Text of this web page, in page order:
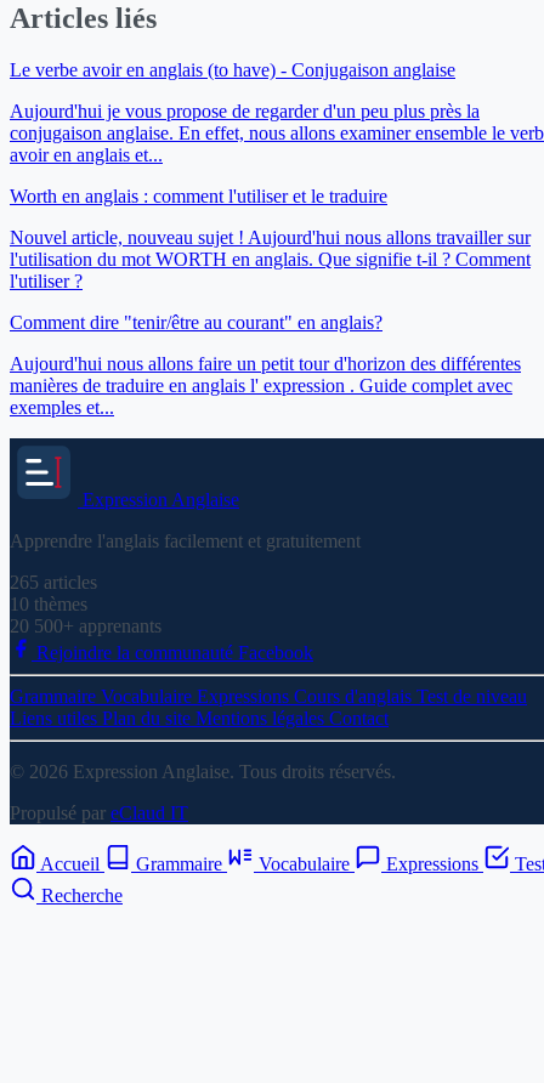
Articles liés
Le verbe avoir en anglais (to have) - Conjugaison anglaise
Aujourd'hui je vous propose de regarder d'un peu plus près la
conjugaison anglaise. En effet, nous allons examiner ensemble le
avoir en anglais et...
Worth en anglais : comment l'utiliser et le traduire
Nouvel article, nouveau sujet ! Aujourd'hui nous allons travailler sur
l'utilisation du mot WORTH en anglais. Que signifie t-il ? Comment
l'utiliser ?
Comment dire "tenir/être au courant" en anglais?
Aujourd'hui nous allons faire un petit tour d'horizon des différentes
manières de traduire en anglais l' expression . Guide complet avec
exemples et...
Expression Anglaise
Apprendre l'anglais facilement et gratuitement
265 articles
10 thèmes
20 500+ apprenants
Rejoindre la communauté Facebook
Grammaire Vocabulaire Expressions Cours d'anglais Test de niveau
Liens utiles Plan du site Mentions légales Contact
© 2026 Expression Anglaise. Tous droits réservés.
Propulsé par eClaud IT
Accueil Grammaire Vocabulaire Expressions
Recherche